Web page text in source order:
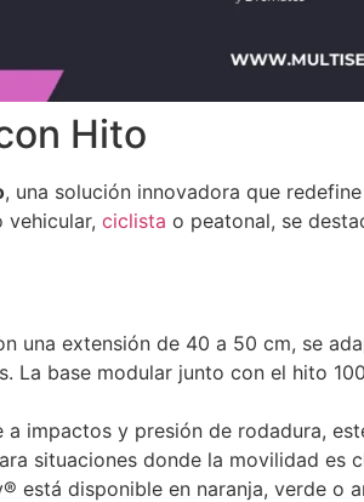
Hito
, una solución innovadora que
ciclista o peatonal, se
una extensión de 40 a 50 cm, se
La base modular junto con el hito
a impactos y presión de rodadura,
situaciones donde la movilidad es
está disponible en naranja, verde o